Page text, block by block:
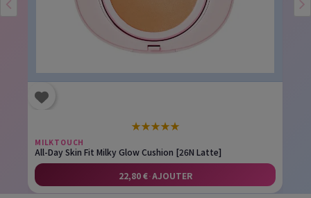
★★★★★
MILKTOUCH
All-Day Skin Fit Milky Glow Cushion [26N Latte]
22,80 €·AJOUTER